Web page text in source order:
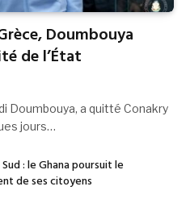
Doumbouya
de l’État
Doumbouya, a quitté Conakry
jours…
: le Ghana poursuit le
de ses citoyens